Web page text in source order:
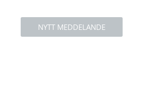
NYTT MEDDELANDE